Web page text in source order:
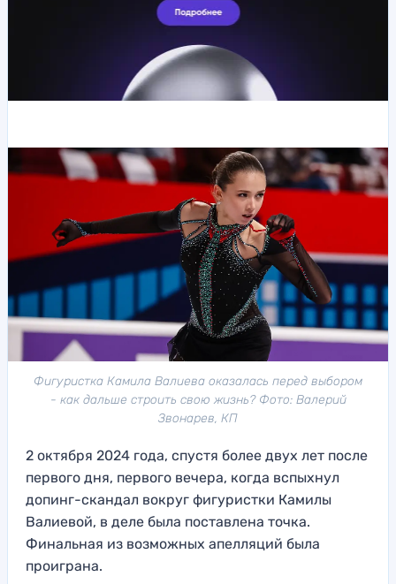
Фигуристка Камила Валиева оказалась перед выбором
- как дальше строить свою жизнь? Фото: Валерий
Звонарев, КП
2 октября 2024 года, спустя более двух лет после
первого дня, первого вечера, когда вспыхнул
допинг-скандал вокруг фигуристки Камилы
Валиевой, в деле была поставлена точка.
Финальная из возможных апелляций была
проиграна.